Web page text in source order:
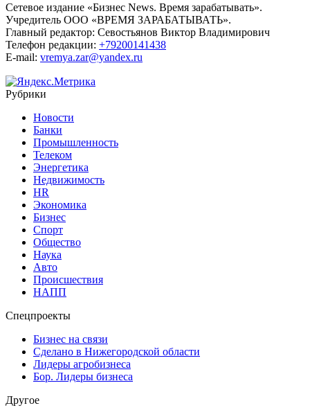
Сетевое издание «Бизнес News. Время зарабатывать».
Учредитель ООО «ВРЕМЯ ЗАРАБАТЫВАТЬ».
Главный редактор: Севостьянов Виктор Владимирович
Телефон редакции: +79200141438
E-mail: vremya.zar@yandex.ru
Рубрики
Новости
Банки
Промышленность
Телеком
Энергетика
Недвижимость
HR
Экономика
Бизнес
Спорт
Общество
Наука
Авто
Происшествия
НАПП
Спецпроекты
Бизнес на связи
Сделано в Нижегородской области
Лидеры агробизнеса
Бор. Лидеры бизнеса
Другое